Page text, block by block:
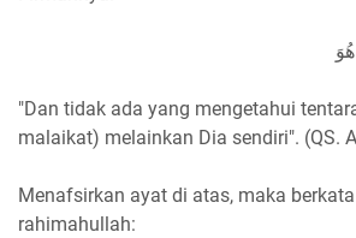
"Dan tidak ada yang mengetahui
malaikat) melainkan Dia sendiri". (QS.
Menafsirkan ayat di atas, maka
rahimahullah: